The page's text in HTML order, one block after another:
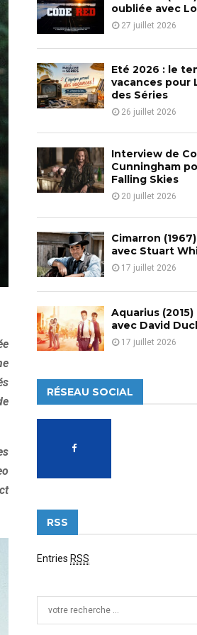
o
r
:
oubliée avec
27 juillet 2026
Eté 2026 : le
vacances pour
des Séries
26 juillet 2026
Interview de
Cunningham
Falling Skies
20 juillet 2026
Cimarron
avec Stuart
17 juillet 2026
Aquarius (2015)
avec David
17 juillet 2026
RÉSEAU SOCIAL
RSS
Entries RSS